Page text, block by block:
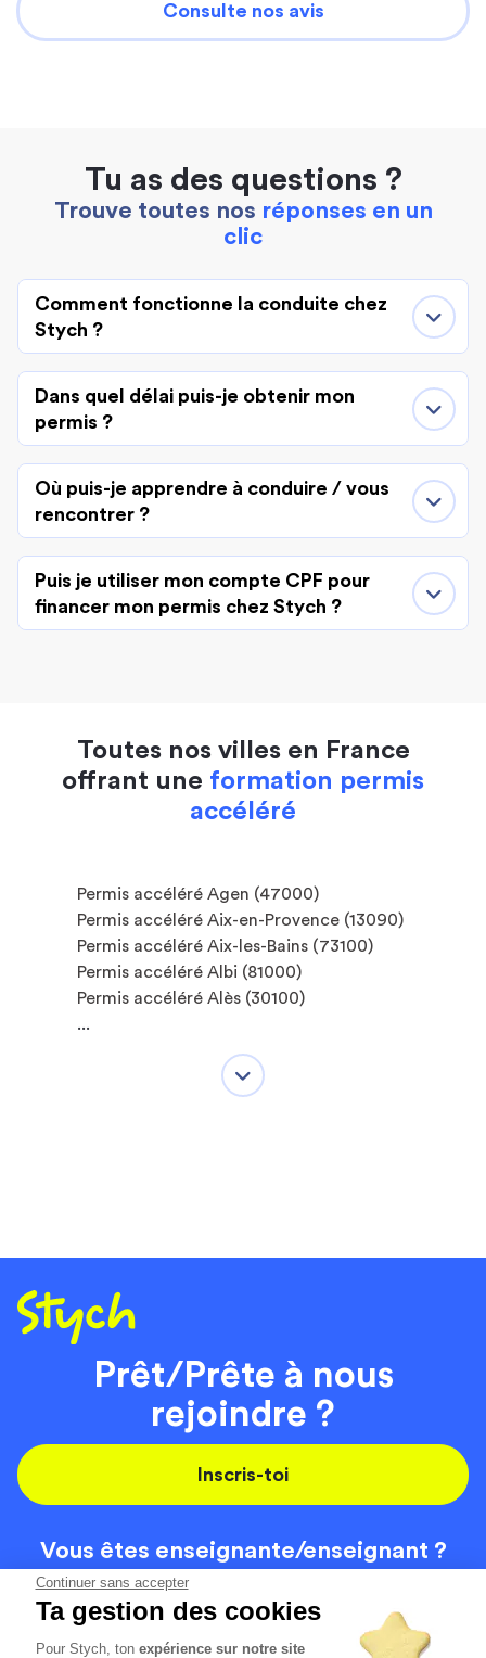
Continuer sans accepter
Ta gestion des cookies
Pour Stych, tonexpérience sur notre site
Consulte nos avis
Tu as des questions ?
Trouve toutes nos réponses en un
clic
Comment fonctionne la conduite chez
Stych ?
Dans quel délai puis-je obtenir mon
permis ?
Où puis-je apprendre à conduire / vous
rencontrer ?
Puis je utiliser mon compte CPF pour
financer mon permis chez Stych ?
Toutes nos villes en France
offrant une formation permis
accéléré
Permis accéléré Agen (47000)
Permis accéléré Aix-en-Provence (13090)
Permis accéléré Aix-les-Bains (73100)
Permis accéléré Albi (81000)
Permis accéléré Alès (30100)
...
Prêt/Prête à nous
rejoindre ?
Inscris-toi
Vous êtes enseignante/enseignant ?
On recrute